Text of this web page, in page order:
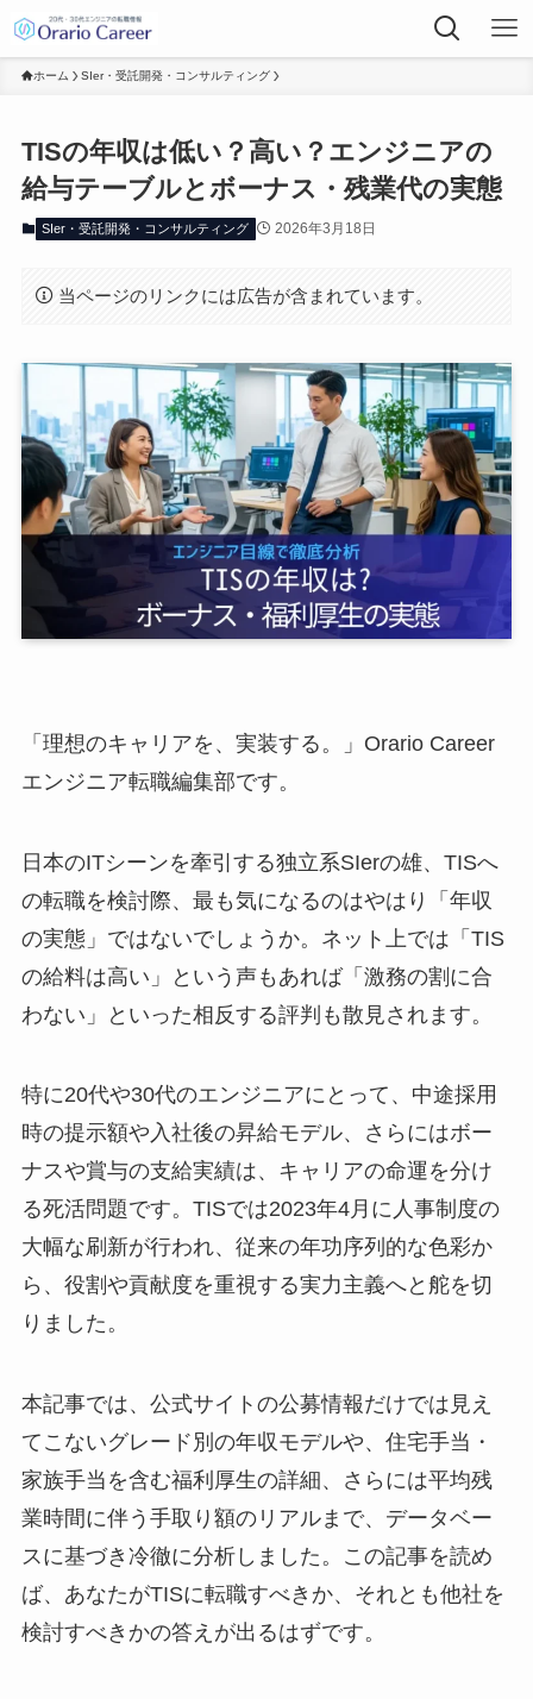
ホーム SIer・受託開発・コンサルティング
TISの年収は低い？高い？エンジニアの
給与テーブルとボーナス・残業代の実態
SIer・受託開発・コンサルティング 2026年3月18日
当ページのリンクには広告が含まれています。
「理想のキャリアを、実装する。」Orario Career
エンジニア転職編集部です。
日本のITシーンを牽引する独立系SIerの雄、TISへ
の転職を検討際、最も気になるのはやはり「年収
の実態」ではないでしょうか。ネット上では「TIS
の給料は高い」という声もあれば「激務の割に合
わない」といった相反する評判も散見されます。
特に20代や30代のエンジニアにとって、中途採用
時の提示額や入社後の昇給モデル、さらにはボー
ナスや賞与の支給実績は、キャリアの命運を分け
る死活問題です。TISでは2023年4月に人事制度の
大幅な刷新が行われ、従来の年功序列的な色彩か
ら、役割や貢献度を重視する実力主義へと舵を切
りました。
本記事では、公式サイトの公募情報だけでは見え
てこないグレード別の年収モデルや、住宅手当・
家族手当を含む福利厚生の詳細、さらには平均残
業時間に伴う手取り額のリアルまで、データベー
スに基づき冷徹に分析しました。この記事を読め
ば、あなたがTISに転職すべきか、それとも他社を
検討すべきかの答えが出るはずです。